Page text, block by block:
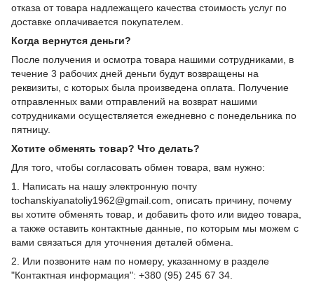
отказа от товара надлежащего качества стоимость услуг по
доставке оплачивается покупателем.
Когда вернутся деньги?
После получения и осмотра товара нашими сотрудниками, в
течение 3 рабочих дней деньги будут возвращены на
реквизиты, с которых была произведена оплата. Получение
отправленных вами отправлений на возврат нашими
сотрудниками осуществляется ежедневно с понедельника по
пятницу.
Хотите обменять товар? Что делать?
Для того, чтобы согласовать обмен товара, вам нужно:
1. Написать на нашу электронную почту
tochanskiyanatoliy1962@gmail.com, описать причину, почему
вы хотите обменять товар, и добавить фото или видео товара,
а также оставить контактные данные, по которым мы можем с
вами связаться для уточнения деталей обмена.
2. Или позвоните нам по номеру, указанному в разделе
"Контактная информация": +380 (95) 245 67 34.